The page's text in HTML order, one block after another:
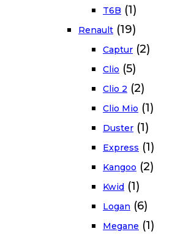
T6B (1)
Renault (19)
Captur (2)
Clio (5)
Clio 2 (2)
Clio Mio (1)
Duster (1)
Express (1)
Kangoo (2)
Kwid (1)
Logan (6)
Megane (1)